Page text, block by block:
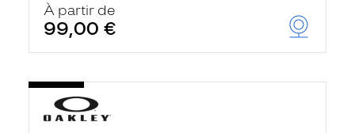
À partir de
99,00 €